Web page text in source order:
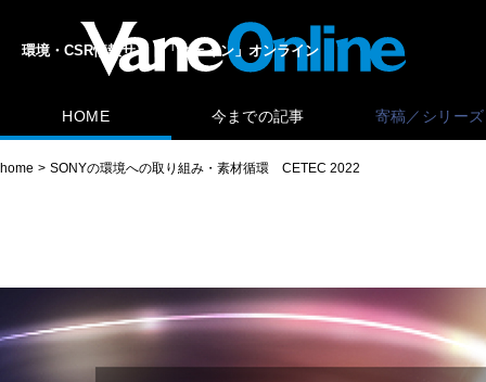
環境・CSR情報サイト「ヴェイン」オンライン
HOME 今までの記事 寄稿／シリーズ
home SONYの環境への取り組み・素材循環 CETEC 2022